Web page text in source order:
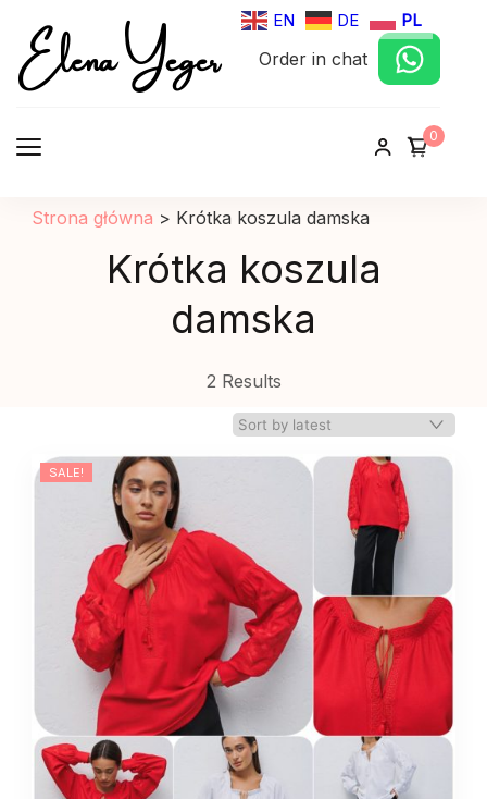
EN DE PL
Elena Yeger
Sklep internetowy odziez damska
Order in chat
0
Strona główna > Krótka koszula damska
Krótka koszula
damska
2 Results
SALE!